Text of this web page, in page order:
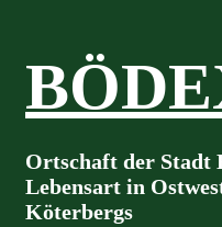
Ortschaft der Stadt
Lebensart in
Köterbergs